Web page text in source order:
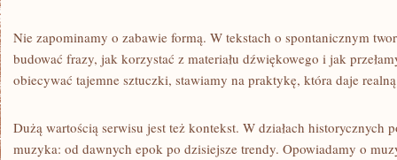
Nie zapominamy o zabawie formą. W tekstach o spontanicznym
budować frazy, jak korzystać z materiału dźwiękowego i jak
obiecywać tajemne sztuczki, stawiamy na praktykę, która daje
Dużą wartością serwisu jest też kontekst. W działach historycznych
muzyka: od dawnych epok po dzisiejsze trendy. Opowiadamy o